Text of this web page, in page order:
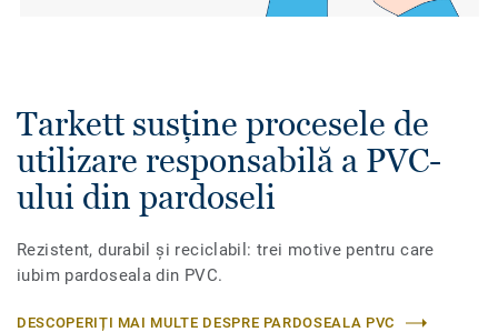
Tarkett susține procesele de
utilizare responsabilă a PVC-
ului din pardoseli
Rezistent, durabil și reciclabil: trei motive pentru care
iubim pardoseala din PVC.
DESCOPERIȚI MAI MULTE DESPRE PARDOSEALA PVC